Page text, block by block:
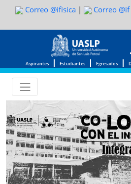
Correo @ifisica | Correo @if
Aspirantes Estudiantes Egresados